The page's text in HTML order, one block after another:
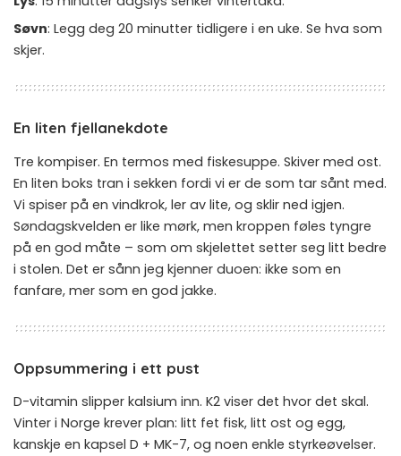
Søvn: Legg deg 20 minutter tidligere i en uke. Se hva som
skjer.
En liten fjellanekdote
Tre kompiser. En termos med fiskesuppe. Skiver med ost.
En liten boks tran i sekken fordi vi er de som tar sånt med.
Vi spiser på en vindkrok, ler av lite, og sklir ned igjen.
Søndagskvelden er like mørk, men kroppen føles tyngre
på en god måte – som om skjelettet setter seg litt bedre
i stolen. Det er sånn jeg kjenner duoen: ikke som en
fanfare, mer som en god jakke.
Oppsummering i ett pust
D-vitamin slipper kalsium inn. K2 viser det hvor det skal.
Vinter i Norge krever plan: litt fet fisk, litt ost og egg,
kanskje en kapsel D + MK-7, og noen enkle styrkeøvelser.